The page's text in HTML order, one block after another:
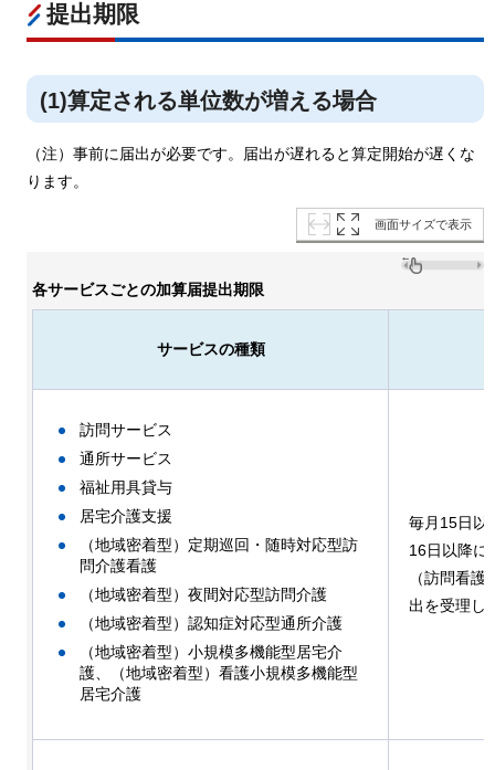
提出期限
(1)算定される単位数が増える場合
（注）事前に届出が必要です。届出が遅れると算定開始が遅くな
ります。
画面サイズで表示
各サービスごとの加算届提出期限
サービスの種類
訪問サービス
通所サービス
福祉用具貸与
居宅介護支援
（地域密着型）定期巡回・随時対応型訪
問介護看護
（地域密着型）夜間対応型訪問介護
（地域密着型）認知症対応型通所介護
（地域密着型）小規模多機能型居宅介
護、（地域密着型）看護小規模多機能型
居宅介護
毎月15日
16日以降
（訪問看
出を受理し